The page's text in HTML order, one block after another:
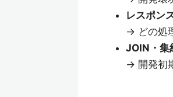
レスポン
→ どの処
JOIN・集
→ 開発初